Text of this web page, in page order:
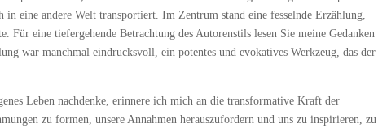
in eine andere Welt transportiert. Im Zentrum stand eine fesselnde Erzählung,
Für eine tiefergehende Betrachtung des Autorenstils lesen Sie meine Gedanken
war manchmal eindrucksvoll, ein potentes und evokatives Werkzeug, das der
Leben nachdenke, erinnere ich mich an die transformative Kraft der
zu formen, unsere Annahmen herauszufordern und uns zu inspirieren, zu